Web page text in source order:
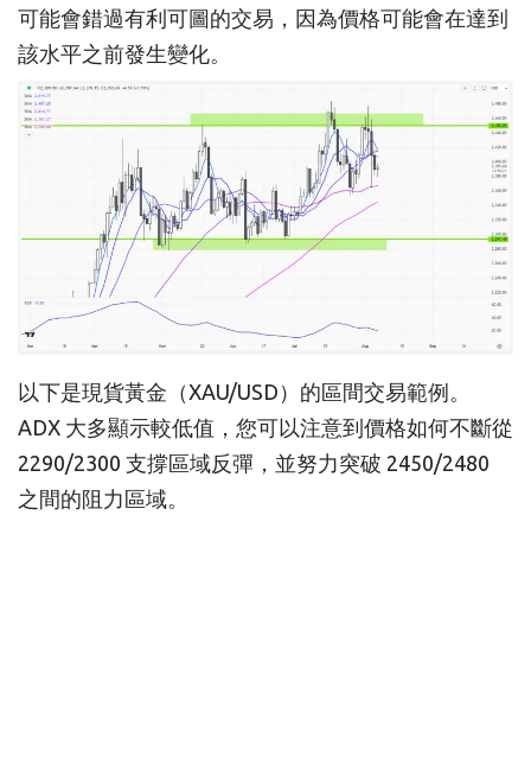
可能會錯過有利可圖的交易，因為價格可能會在達到
該水平之前發生變化。
以下是現貨黃金（XAU/USD）的區間交易範例。
ADX 大多顯示較低值，您可以注意到價格如何不斷從
2290/2300 支撐區域反彈，並努力突破 2450/2480
之間的阻力區域。